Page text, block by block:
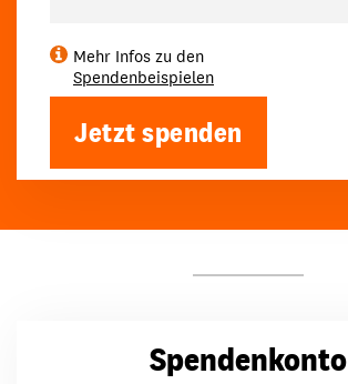
Mehr Infos zu den
Spendenbeispielen
Jetzt spenden
Spendenkonto